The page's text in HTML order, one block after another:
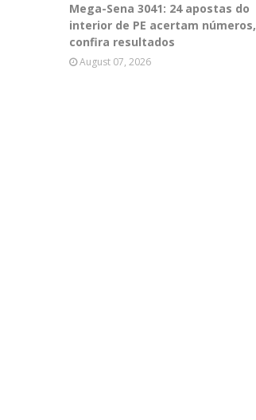
Mega-Sena 3041: 24 apostas do
interior de PE acertam números,
confira resultados
August 07, 2026